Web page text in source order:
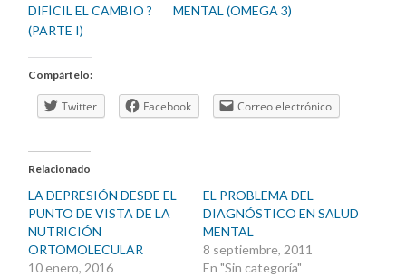
DIFÍCIL EL CAMBIO ?
(PARTE I)
MENTAL (OMEGA 3)
Compártelo:
Twitter Facebook Correo electrónico
Relacionado
LA DEPRESIÓN DESDE EL
PUNTO DE VISTA DE LA
NUTRICIÓN
ORTOMOLECULAR
10 enero, 2016
EL PROBLEMA DEL
DIAGNÓSTICO EN SALUD
MENTAL
8 septiembre, 2011
En "Sin categoría"